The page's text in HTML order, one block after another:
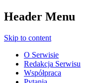
Header Menu
Skip to content
O Serwisie
Redakcja Serwisu
Współpraca